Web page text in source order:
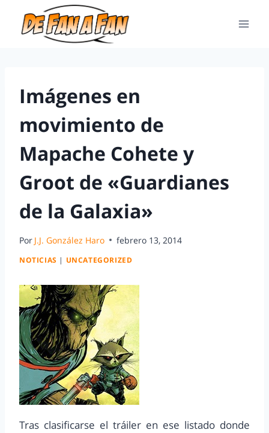
Imágenes en
movimiento de
Mapache Cohete y
Groot de «Guardianes
de la Galaxia»
Por J.J. González Haro febrero 13, 2014
NOTICIAS | UNCATEGORIZED
Tras clasificarse el tráiler en ese listado donde